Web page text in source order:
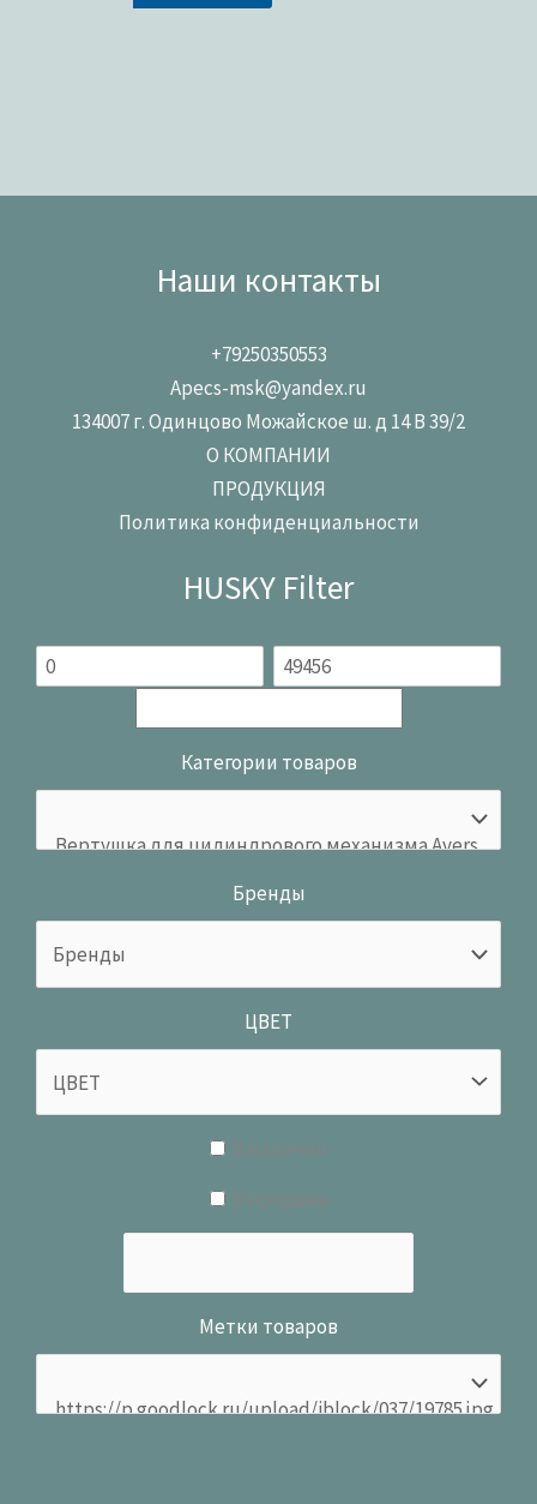
Наши контакты
+79250350553
Apecs-msk@yandex.ru
134007 г. Одинцово Можайское ш. д 14 В 39/2
О КОМПАНИИ
ПРОДУКЦИЯ
Политика конфиденциальности
HUSKY Filter
Категории товаров
Бренды
ЦВЕТ
Метки товаров